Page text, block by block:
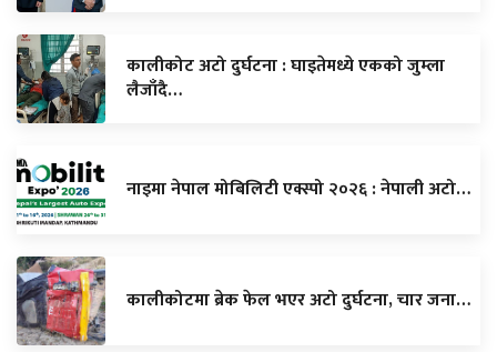
कालीकोट अटो दुर्घटना : घाइतेमध्ये एकको जुम्ला
लैजाँदै…
नाइमा नेपाल मोबिलिटी एक्स्पो २०२६ : नेपाली अटो…
कालीकोटमा ब्रेक फेल भएर अटो दुर्घटना, चार जना…